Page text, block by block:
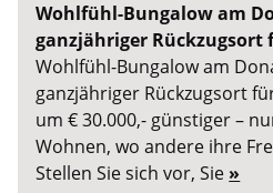
Wohlfühl-Bungalow am
ganzjähriger Rückzugsort
Wohlfühl-Bungalow am
ganzjähriger Rückzugsort
um € 30.000,- günstiger –
Wohnen, wo andere ihre
Stellen Sie sich vor, Sie »